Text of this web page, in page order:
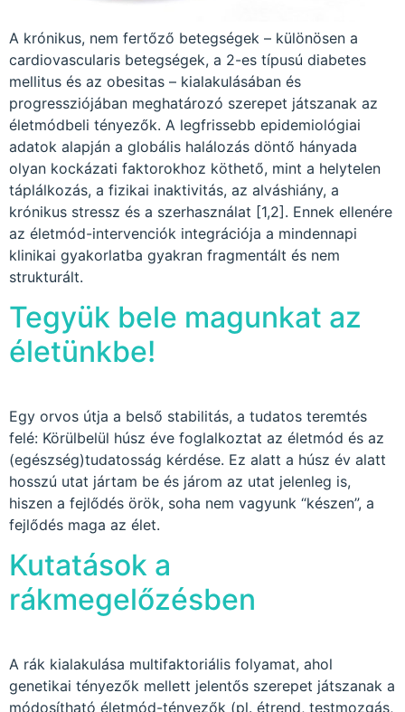
A krónikus, nem fertőző betegségek – különösen a
cardiovascularis betegségek, a 2-es típusú diabetes
mellitus és az obesitas – kialakulásában és
progressziójában meghatározó szerepet játszanak az
életmódbeli tényezők. A legfrissebb epidemiológiai
adatok alapján a globális halálozás döntő hányada
olyan kockázati faktorokhoz köthető, mint a helytelen
táplálkozás, a fizikai inaktivitás, az alváshiány, a
krónikus stressz és a szerhasználat [1,2]. Ennek ellenére
az életmód-intervenciók integrációja a mindennapi
klinikai gyakorlatba gyakran fragmentált és nem
strukturált.
Tegyük bele magunkat az
életünkbe!
Egy orvos útja a belső stabilitás, a tudatos teremtés
felé: Körülbelül húsz éve foglalkoztat az életmód és az
(egészség)tudatosság kérdése. Ez alatt a húsz év alatt
hosszú utat jártam be és járom az utat jelenleg is,
hiszen a fejlődés örök, soha nem vagyunk “készen”, a
fejlődés maga az élet.
Kutatások a
rákmegelőzésben
A rák kialakulása multifaktoriális folyamat, ahol
genetikai tényezők mellett jelentős szerepet játszanak a
módosítható életmód-tényezők (pl. étrend, testmozgás,